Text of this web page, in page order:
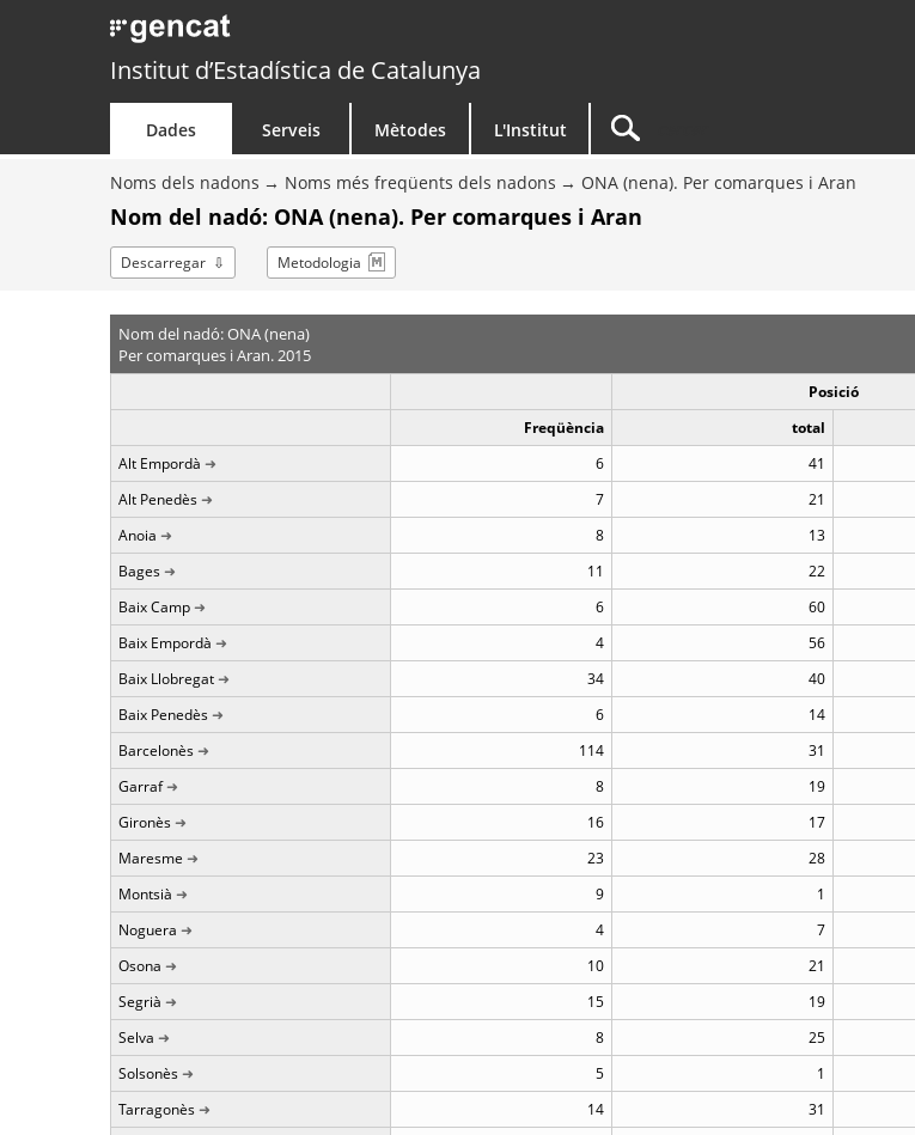
Institut d’Estadística de Catalunya
Dades Serveis Mètodes L'Institut
Noms dels nadons Noms més freqüents dels nadons ONA (nena). Per comarques i Aran
Nom del nadó: ONA (nena). Per comarques i Aran
Descarregar Metodologia
Nom del nadó: ONA (nena)
Per comarques i Aran. 2015
Posició
Freqüència
total
Alt Empordà
6 41
Alt Penedès
7 21
Anoia
8 13
Bages
11 22
Baix Camp
6 60
Baix Empordà
4 56
Baix Llobregat
34 40
Baix Penedès
6 14
Barcelonès
114 31
Garraf
8 19
Gironès
16 17
Maresme
23 28
Montsià
9 1
Noguera
4 7
Osona
10 21
Segrià
15 19
Selva
8 25
Solsonès
5 1
Tarragonès
14 31